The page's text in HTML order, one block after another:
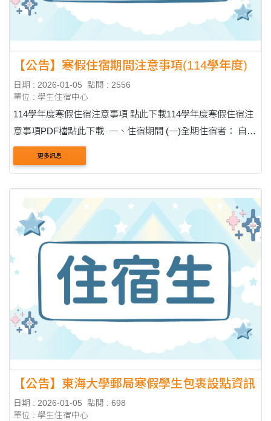
【公告】寒假住宿期間注意事項(114學年度)
日期 : 2026-01-05
點閱 : 2556
單位 : 學生住宿中心
114學年度寒假住宿注意事項 點此下載114學年度寒假住宿注
意事項PDF檔點此下載 一、住宿期間 (一)全期住宿者： 自
1/12(一)15:00至2/21(六)10:00(共6週)，2/21(六)10:00前完成
離舍驗收，驗收完成搬....
更多訊息
【公告】東海大學郵局寒假學生包裹設點資訊
日期 : 2026-01-05
點閱 : 698
單位 : 學生住宿中心